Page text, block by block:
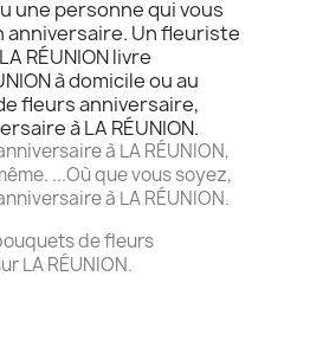
une personne qui vous
anniversaire. Un fleuriste
RÉUNION livre
à domicile ou au
fleurs anniversaire,
à LA RÉUNION.
à LA RÉUNION,
...Où que vous soyez,
à LA RÉUNION.
de fleurs
LA RÉUNION.